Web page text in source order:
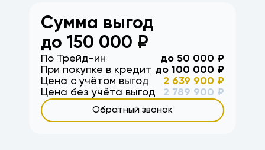
Сумма выгод
до 150 000 ₽
По Трейд-ин до 50 000 ₽
При покупке в кредит до 100 000 ₽
Цена с учётом выгод
2 639 900 ₽
Цена без учёта выгод
2 789 900 ₽
Обратный звонок